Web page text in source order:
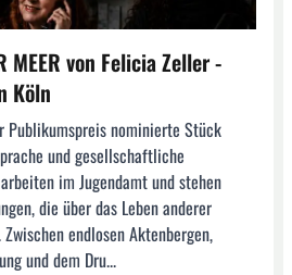
MEER von Felicia Zeller -
Köln
Publikumspreis nominierte Stück
und gesellschaftliche
im Jugendamt und stehen
die über das Leben anderer
endlosen Aktenbergen,
und dem Dru...